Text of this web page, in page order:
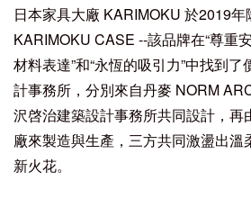
日本家具大廠 KARIMOKU 於2019
KARIMOKU CASE --該品牌在“尊重
材料表達”和“永恆的吸引力”中找到
計事務所，分別來自丹麥 NORM
沢啓治建築設計事務所共同設計，再
廠來製造與生產，三方共同激盪出溫
新火花。